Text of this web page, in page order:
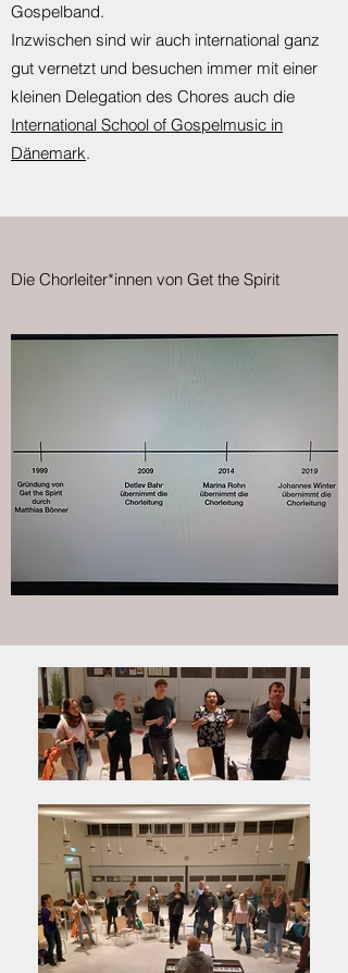
Gospelband.
Inzwischen sind wir auch international ganz
gut vernetzt und besuchen immer mit einer
kleinen Delegation des Chores auch die
International School of Gospelmusic in
Dänemark.
Die Chorleiter*innen von Get the Spirit